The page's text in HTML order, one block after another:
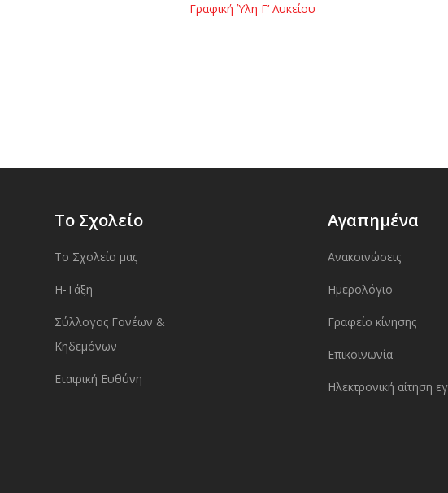
Γραφική Ύλη Γ’ Λυκείου
Το Σχολείο
Το Σχολείο μας
Η-Τάξη
Σύλλογος Γονέων &
Κηδεμόνων
Εταιρική Ευθύνη
Αγαπημένα
Ανακοινώσεις
Ημερολόγιο
Γραφείο κίνησης
Επικοινωνία
Ηλεκτρονική αίτηση